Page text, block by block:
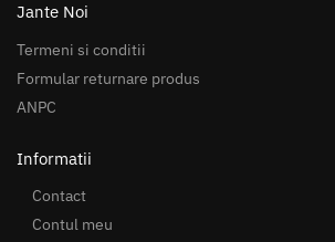
Jante Noi
Termeni si conditii
Formular returnare produs
ANPC
Informatii
Contact
Contul meu